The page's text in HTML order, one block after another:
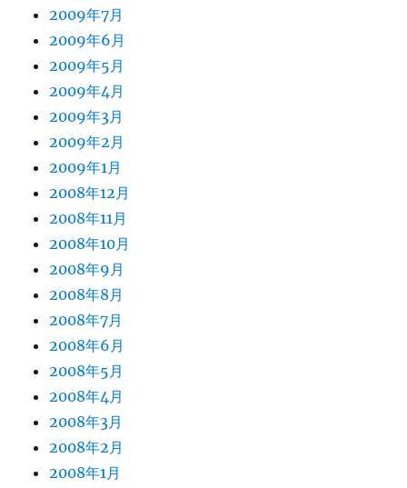
2009年7月
2009年6月
2009年5月
2009年4月
2009年3月
2009年2月
2009年1月
2008年12月
2008年11月
2008年10月
2008年9月
2008年8月
2008年7月
2008年6月
2008年5月
2008年4月
2008年3月
2008年2月
2008年1月